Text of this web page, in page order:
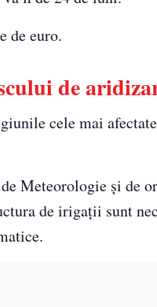
de euro.
de
cele mai
Meteorologie și de
de irigații sunt